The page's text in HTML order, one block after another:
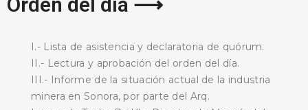
I.- Lista de asistencia y declaratoria de quórum.
II.- Lectura y aprobación del orden del día.
III.- Informe de la situación actual de la industria
minera en Sonora, por parte del Arq.